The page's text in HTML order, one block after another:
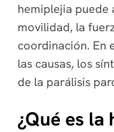
hemiplejia puede
movilidad, la
coordinación. En
las causas, los
de la parálisis
¿Qué es la